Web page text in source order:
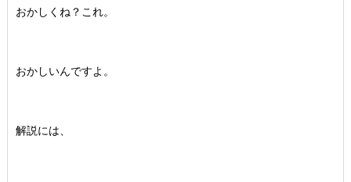
おかしくね？これ。
おかしいんですよ。
解説には、